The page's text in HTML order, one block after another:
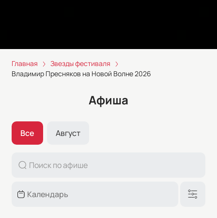
Главная
Звезды фестиваля
Владимир Пресняков на Новой Волне 2026
Афиша
Все Август